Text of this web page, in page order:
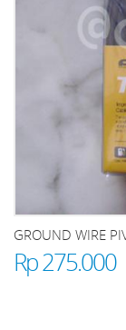
GROUND WIRE
Rp 275.000